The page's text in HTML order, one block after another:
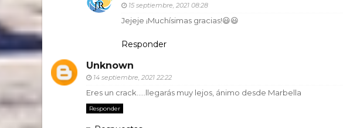
15 septiembre, 2021 08:28
Jejeje ¡Muchísimas gracias!😃😃
Responder
Unknown
14 septiembre, 2021 22:22
Eres un crack.....llegarás muy lejos, ánimo desde Marbella
Responder